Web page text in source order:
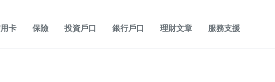
卡 保險 投資戶口 銀行戶口 理財文章 服務支援